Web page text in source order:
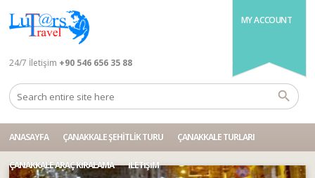
MY ACCOUNT
24/7 İletişim +90 546 656 35 88
ANASAYFA ÇANAKKALE ŞEHITLIK TURU ÇANAKKALE TURLARI
ÇANAKKALE ARAÇ KIRALAMA İLETIŞIM